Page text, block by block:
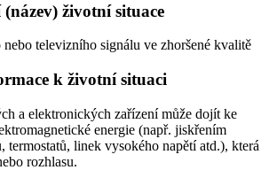
životní situace
televizního signálu ve zhoršené kvalitě
k životní situaci
a elektronických zařízení může dojít ke
energie (např. jiskřením
termostatů, linek vysokého napětí atd.), která
rozhlasu.